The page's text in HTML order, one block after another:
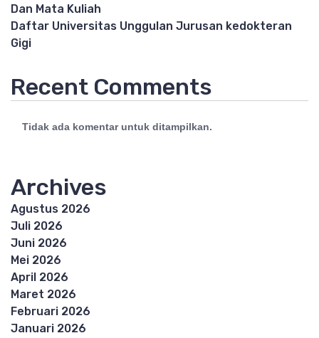
Dan Mata Kuliah
Daftar Universitas Unggulan Jurusan kedokteran
Gigi
Recent Comments
Tidak ada komentar untuk ditampilkan.
Archives
Agustus 2026
Juli 2026
Juni 2026
Mei 2026
April 2026
Maret 2026
Februari 2026
Januari 2026